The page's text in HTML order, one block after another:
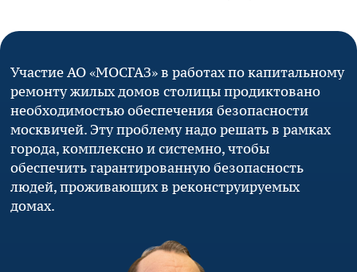
Участие АО «МОСГАЗ» в работах по капитальному
ремонту жилых домов столицы продиктовано
необходимостью обеспечения безопасности
москвичей. Эту проблему надо решать в рамках
города, комплексно и системно, чтобы
обеспечить гарантированную безопасность
людей, проживающих в реконструируемых
домах.